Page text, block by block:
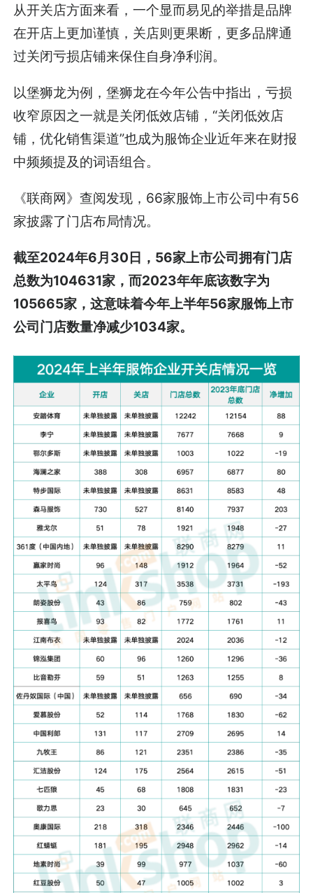
从开关店方面来看，一个显而易见的举措是品牌
在开店上更加谨慎，关店则更果断，更多品牌通
过关闭亏损店铺来保住自身净利润。
以堡狮龙为例，堡狮龙在今年公告中指出，亏损
收窄原因之一就是关闭低效店铺，“关闭低效店
铺，优化销售渠道”也成为服饰企业近年来在财报
中频频提及的词语组合。
《联商网》查阅发现，66家服饰上市公司中有56
家披露了门店布局情况。
截至2024年6月30日，56家上市公司拥有门店
总数为104631家，而2023年年底该数字为
105665家，这意味着今年上半年56家服饰上市
公司门店数量净减少1034家。